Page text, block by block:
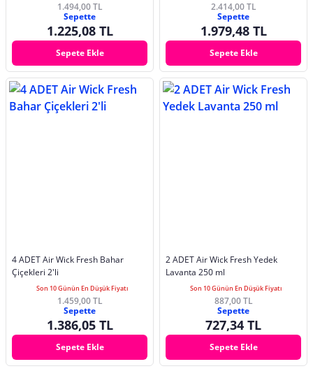
1.494,00 TL
Sepette
1.225,08 TL
Sepete Ekle
2.414,00 TL
Sepette
1.979,48 TL
Sepete Ekle
4 ADET Air Wick Fresh Bahar
Çiçekleri 2'li
Son 10 Günün En Düşük Fiyatı
1.459,00 TL
Sepette
1.386,05 TL
Sepete Ekle
2 ADET Air Wick Fresh Yedek
Lavanta 250 ml
Son 10 Günün En Düşük Fiyatı
887,00 TL
Sepette
727,34 TL
Sepete Ekle